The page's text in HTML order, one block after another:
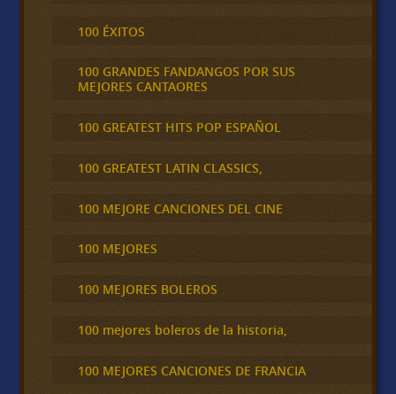
100 ÉXITOS
100 GRANDES FANDANGOS POR SUS
MEJORES CANTAORES
100 GREATEST HITS POP ESPAÑOL
100 GREATEST LATIN CLASSICS,
100 MEJORE CANCIONES DEL CINE
100 MEJORES
100 MEJORES BOLEROS
100 mejores boleros de la historia,
100 MEJORES CANCIONES DE FRANCIA